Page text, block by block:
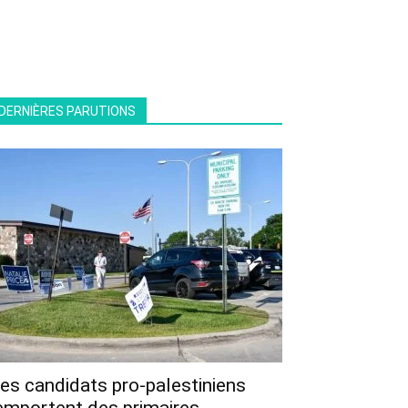
PARUTIONS
candidats pro-palestiniens